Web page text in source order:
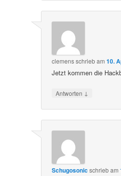
clemensschriebam10.
Jetzt kommen die
Antworten ↓
Schugosonicschriebam